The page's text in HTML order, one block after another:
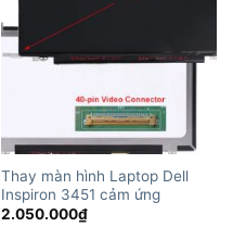
Thay màn hình Laptop Dell
Inspiron 3451 cảm ứng
2.050.000₫